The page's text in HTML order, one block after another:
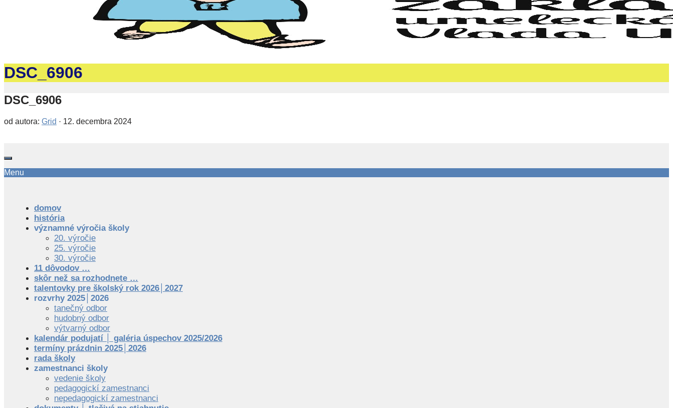
DSC_6906
DSC_6906
od autora: Grid · 12. decembra 2024
Menu
domov
história
významné výročia školy
20. výročie
25. výročie
30. výročie
11 dôvodov …
skôr než sa rozhodnete …
talentovky pre školský rok 2026│2027
rozvrhy 2025│2026
tanečný odbor
hudobný odbor
výtvarný odbor
kalendár podujatí │ galéria úspechov 2025/2026
termíny prázdnin 2025│2026
rada školy
zamestnanci školy
vedenie školy
pedagogickí zamestnanci
nepedagogickí zamestnanci